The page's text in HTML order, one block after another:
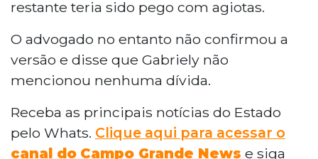
restante teria sido pego com agiotas.
O advogado no entanto não confirmou a
versão e disse que Gabriely não
mencionou nenhuma dívida.
Receba as principais notícias do Estado
pelo Whats. Clique aqui para acessar o
canal do Campo Grande News e siga